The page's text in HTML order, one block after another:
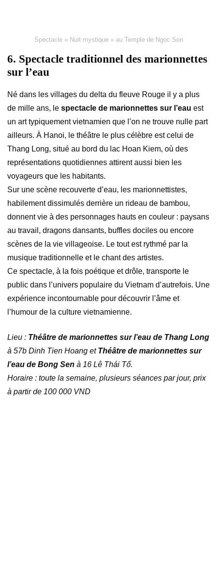
Spectacle « Nuit mystique » au Temple de Ngoc Son
6. Spectacle traditionnel des marionnettes
sur l’eau
Né dans les villages du delta du fleuve Rouge il y a plus
de mille ans, le spectacle de marionnettes sur l’eau est
un art typiquement vietnamien que l’on ne trouve nulle part
ailleurs. À Hanoi, le théâtre le plus célèbre est celui de
Thang Long, situé au bord du lac Hoan Kiem, où des
représentations quotidiennes attirent aussi bien les
voyageurs que les habitants.
Sur une scène recouverte d’eau, les marionnettistes,
habilement dissimulés derrière un rideau de bambou,
donnent vie à des personnages hauts en couleur : paysans
au travail, dragons dansants, buffles dociles ou encore
scènes de la vie villageoise. Le tout est rythmé par la
musique traditionnelle et le chant des artistes.
Ce spectacle, à la fois poétique et drôle, transporte le
public dans l’univers populaire du Vietnam d’autrefois. Une
expérience incontournable pour découvrir l’âme et
l’humour de la culture vietnamienne.
Lieu : Théâtre de marionnettes sur l’eau de Thang Long
à 57b Dinh Tien Hoang et Théâtre de marionnettes sur
l’eau de Bong Sen à 16 Lê Thái Tổ.
Horaire : toute la semaine, plusieurs séances par jour, prix
à partir de 100 000 VND